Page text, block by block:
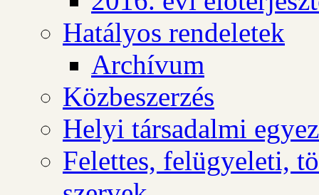
Hatályos rendeletek
Archívum
Közbeszerzés
Helyi társadalmi
Felettes, felügyeleti,